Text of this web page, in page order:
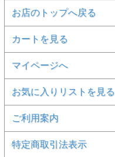
お店のトップへ戻る
カートを見る
マイページへ
お気に入りリストを見る
ご利用案内
特定商取引法表示